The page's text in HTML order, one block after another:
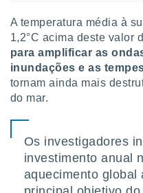
nós e
únicos
e
como a
sitio
IP e
A temperatura média à
1,2°C acima deste valor
para amplificar as
inundações e as
tornam ainda mais
do mar.
Os investigadores
investimento anual
aquecimento global